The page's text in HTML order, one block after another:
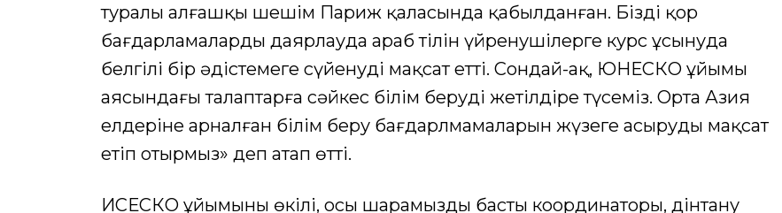
туралы алғашқы шешім Париж қаласында қабылданған. Біздің қор
бағдарламаларды даярлауда араб тілін үйренушілерге курс ұсынуда
белгілі бір әдістемеге сүйенуді мақсат етті. Сондай-ақ, ЮНЕСКО ұйымы
аясындағы талаптарға сәйкес білім беруді жетілдіре түсеміз. Орта Азия
елдеріне арналған білім беру бағдарлмамаларын жүзеге асыруды мақсат
етіп отырмыз» деп атап өтті.
ИСЕСКО ұйымының өкілі, осы шарамыздың басты координаторы, дінтану